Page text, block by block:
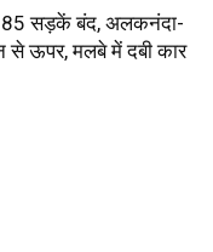
85 सड़कें बंद, अलकनंदा-
से ऊपर, मलबे में दबी कार